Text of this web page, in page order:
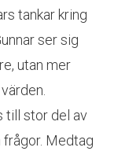
tankar kring
ser sig
utan mer
till stor del av
frågor. Medtag